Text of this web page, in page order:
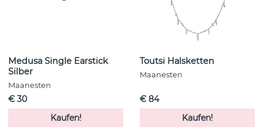
Medusa Single Earstick
Silber
Maanesten
€ 30
Kaufen!
Toutsi Halsketten
Maanesten
€ 84
Kaufen!